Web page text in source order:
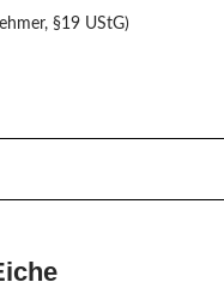
§19 UStG)